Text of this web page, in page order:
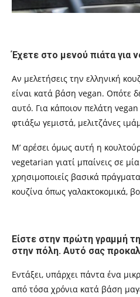
Έχετε στο μενού πιάτα για
Αν μελετήσεις την ελληνική
είναι κατά βάση vegan. Οπότε
αυτό. Για κάποιον πελάτη vegan
φτιάξω γεμιστά, μελιτζάνες
Μ’ αρέσει όμως αυτή η
vegetarian γιατί μπαίνεις σε
χρησιμοποιείς βασικά
κουζίνα όπως γαλακτοκομικά,
Είστε στην πρώτη γραμμή
στην πόλη. Αυτό σας
Εντάξει, υπάρχει πάντα ένα
από τόσα χρόνια κατά βάση